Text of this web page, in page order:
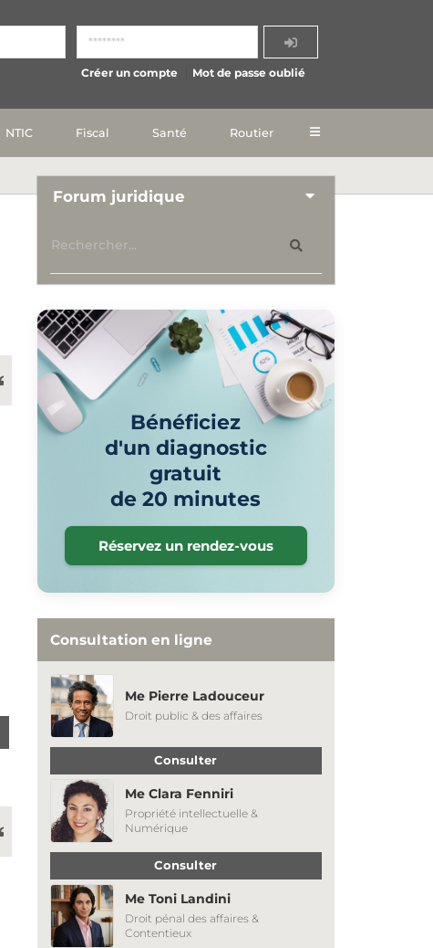
Créer un compte Mot de passe oublié
NTIC Fiscal Santé Routier
Forum juridique
Bénéficiez
d'un diagnostic
gratuit
de 20 minutes
Réservez un rendez-vous
Consultation en ligne
Me Pierre Ladouceur
Droit public & des affaires
Consulter
Me Clara Fenniri
Propriété intellectuelle &
Numérique
Consulter
Me Toni Landini
Droit pénal des affaires &
Contentieux